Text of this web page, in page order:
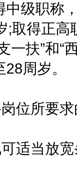
中级职称
;取得正
一扶”和“
周岁。
所要求
当放宽